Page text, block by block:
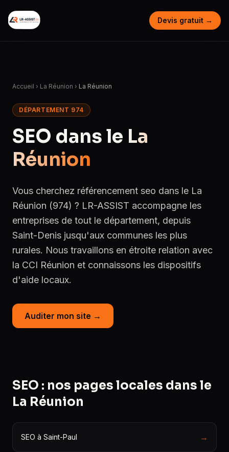
Devis gratuit →
Accueil › La Réunion › La Réunion
DÉPARTEMENT 974
SEO dans le La
Réunion
Vous cherchez référencement seo dans le La
Réunion (974) ? LR-ASSIST accompagne les
entreprises de tout le département, depuis
Saint-Denis jusqu'aux communes les plus
rurales. Nous travaillons en étroite relation avec
la CCI Réunion et connaissons les dispositifs
d'aide locaux.
Auditer mon site →
SEO : nos pages locales dans le
La Réunion
SEO à Saint-Paul →